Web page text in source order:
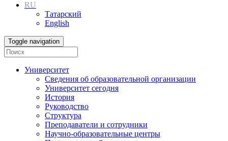
RU
Татарский
English
Toggle navigation
Университет
Сведения об образовательной организации
Университет сегодня
История
Руководство
Структура
Преподаватели и сотрудники
Научно-образовательные центры